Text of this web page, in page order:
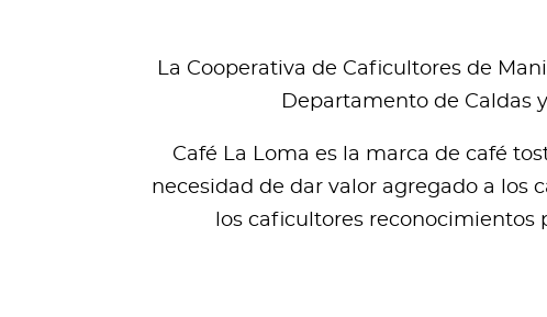
La Cooperativa de Caficultores de
Departamento de Caldas
Café La Loma es la marca de café
necesidad de dar valor agregado a los
los caficultores reconocimientos